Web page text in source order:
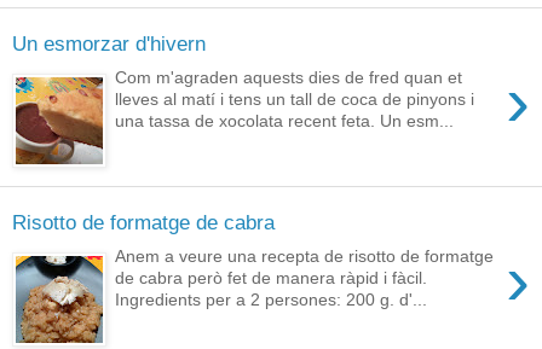
Un esmorzar d'hivern
›
Com m'agraden aquests dies de fred quan et
lleves al matí i tens un tall de coca de pinyons i
una tassa de xocolata recent feta. Un esm...
Risotto de formatge de cabra
›
Anem a veure una recepta de risotto de formatge
de cabra però fet de manera ràpid i fàcil.
Ingredients per a 2 persones: 200 g. d'...